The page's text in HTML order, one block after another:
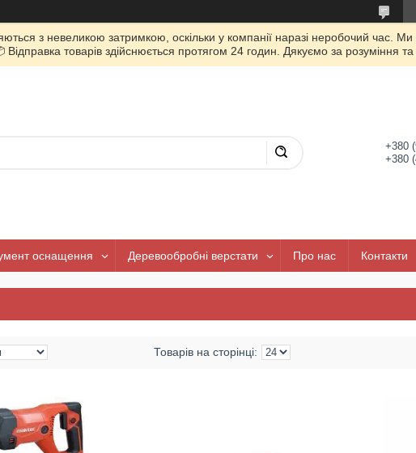
з невеликою затримкою, оскільки у компанії наразі неробочий час. Ми
товарів здійснюється протягом 24 годин. Дякуємо за розуміння
+380
+380
оснащення Деревообробні верстати Про нас Контакти